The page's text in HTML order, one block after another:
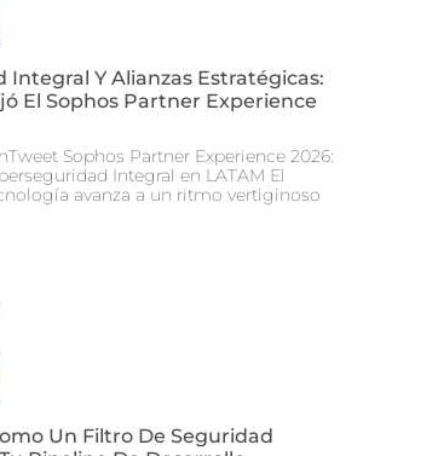
Integral Y Alianzas Estratégicas:
El Sophos Partner Experience
Sophos Partner Experience 2026:
Integral en LATAM El
avanza a un ritmo vertiginoso
Un Filtro De Seguridad